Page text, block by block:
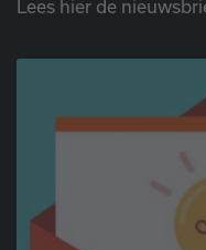
Lees hier de